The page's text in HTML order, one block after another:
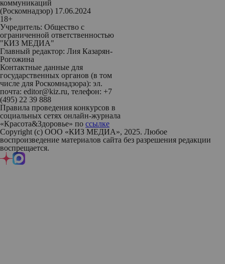
коммуникаций
(Роскомнадзор) 17.06.2024
18+
Учредитель: Общество с
ограниченной ответственностью
"КИЗ МЕДИА"
Главный редактор: Лия Казарян-
Рогожина
Контактные данные для
государственных органов (в том
числе для Роскомнадзора): эл.
почта: editor@kiz.ru, телефон: +7
(495) 22 39 888
Правила проведения конкурсов в
социальных сетях онлайн-журнала
«Красота&Здоровье» по ссылке
Copyright (с) ООО «КИЗ МЕДИА», 2025. Любое
воспроизведение материалов сайта без разрешения редакции
воспрещается.